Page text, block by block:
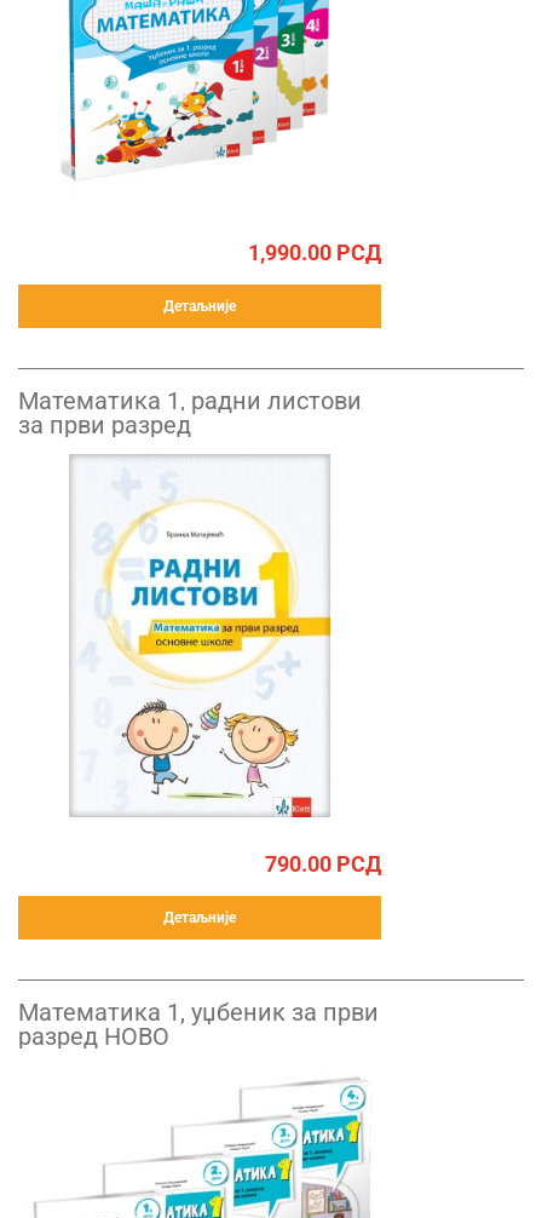
1,990.00 РСД
Детаљније
Математика 1, радни листови
за први разред
790.00 РСД
Детаљније
Математика 1, уџбеник за први
разред НОВО